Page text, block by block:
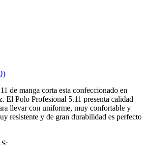
de manga corta esta confeccionado en
El Polo Profesional 5.11 presenta calidad
llevar con uniforme, muy confortable y
resistente y de gran durabilidad es perfecto